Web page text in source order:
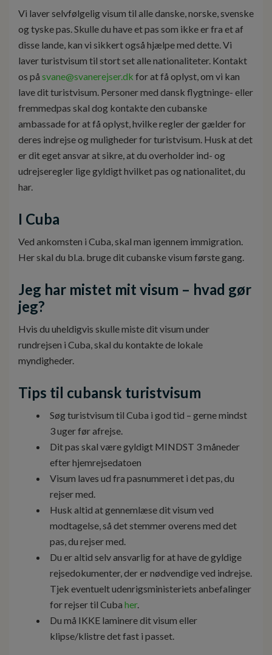
Vi laver selvfølgelig visum til alle danske, norske, svenske
og tyske pas. Skulle du have et pas som ikke er fra et af
disse lande, kan vi sikkert også hjælpe med dette. Vi
laver turistvisum til stort set alle nationaliteter. Kontakt
os på svane@svanerejser.dk for at få oplyst, om vi kan
lave dit turistvisum. Personer med dansk flygtninge- eller
fremmedpas skal dog kontakte den cubanske
ambassade for at få oplyst, hvilke regler der gælder for
deres indrejse og muligheder for turistvisum. Husk at det
er dit eget ansvar at sikre, at du overholder ind- og
udrejseregler lige gyldigt hvilket pas og nationalitet, du
har.
I Cuba
Ved ankomsten i Cuba, skal man igennem immigration.
Her skal du bl.a. bruge dit cubanske visum første gang.
Jeg har mistet mit visum – hvad gør
jeg?
Hvis du uheldigvis skulle miste dit visum under
rundrejsen i Cuba, skal du kontakte de lokale
myndigheder.
Tips til cubansk turistvisum
Søg turistvisum til Cuba i god tid – gerne mindst
3 uger før afrejse.
Dit pas skal være gyldigt MINDST 3 måneder
efter hjemrejsedatoen
Visum laves ud fra pasnummeret i det pas, du
rejser med.
Husk altid at gennemlæse dit visum ved
modtagelse, så det stemmer overens med det
pas, du rejser med.
Du er altid selv ansvarlig for at have de gyldige
rejsedokumenter, der er nødvendige ved indrejse.
Tjek eventuelt udenrigsministeriets anbefalinger
for rejser til Cuba her.
Du må IKKE laminere dit visum eller
klipse/klistre det fast i passet.